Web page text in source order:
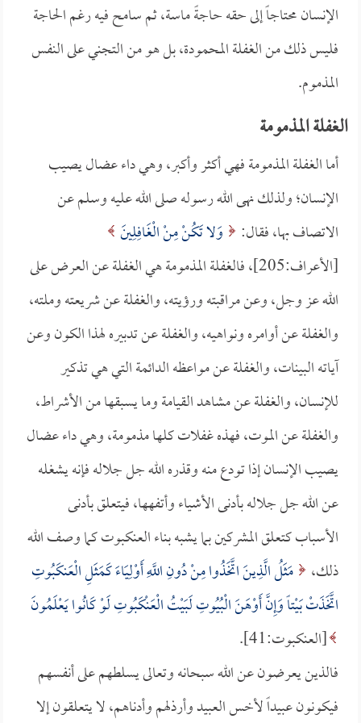
الإنسان محتاجاً إلى حقه حاجةً ماسة، ثم سامح فيه رغم الحاجة
فليس ذلك من الغفلة المحمودة، بل هو من التجني على النفس
المذموم.
الغفلة المذمومة
أما الغفلة المذمومة فهي أكثر وأكبر، وهي داء عضال يصيب
الإنسان؛ ولذلك نهى الله رسوله صلى الله عليه وسلم عن
الاتصاف بها، فقال:
وَلا تَكُنْ مِنْ الْغَافِلِينَ
[الأعراف:205]، فالغفلة المذمومة هي الغفلة عن العرض على
الله عز وجل، وعن مراقبته ورؤيته، والغفلة عن شريعته وملته،
والغفلة عن أوامره ونواهيه، والغفلة عن تدبيره لهذا الكون وعن
آياته البينات، والغفلة عن مواعظه الدائمة التي هي تذكير
للإنسان، والغفلة عن مشاهد القيامة وما يسبقها من الأشراط،
والغفلة عن الموت، فهذه غفلات كلها مذمومة، وهي داء عضال
يصيب الإنسان إذا تودع منه وقذره الله جل جلاله فإنه يشغله
عن الله جل جلاله بأدنى الأشياء وأتفهها، فيتعلق بأدنى
الأسباب كتعلق المشركين بما يشبه بناء العنكبوت كما وصف الله
ذلك، مَثَلُ الَّذِينَ اتَّخَذُوا مِنْ دُونِ اللَّهِ أَوْلِيَاءَ كَمَثَلِ الْعَنكَبُوتِ
اتَّخَذَتْ بَيْتاً وَإِنَّ أَوْهَنَ الْبُيُوتِ لَبَيْتُ الْعَنْكَبُوتِ لَوْ كَانُوا يَعْلَمُونَ
[العنكبوت:41].
فالذين يعرضون عن الله سبحانه وتعالى يسلطهم على أنفسهم
فيكونون عبيداً لأخس العبيد وأرذلهم وأدناهم، لا يتعلقون إلا